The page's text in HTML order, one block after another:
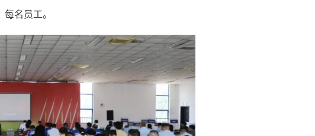
名员工。